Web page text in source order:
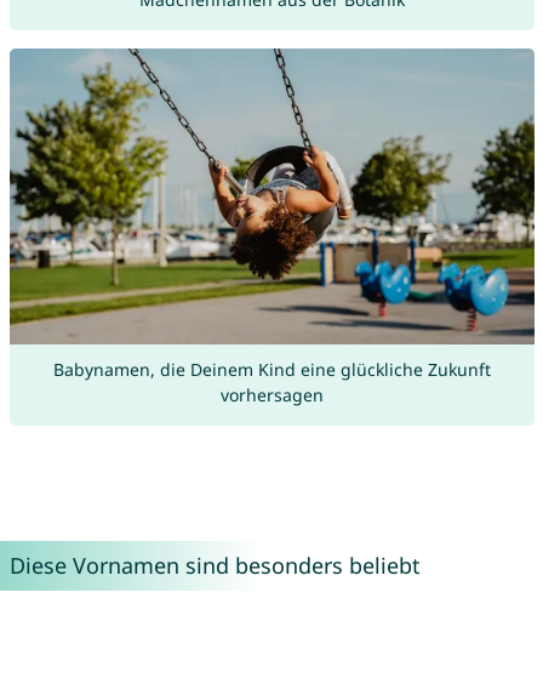
Babynamen, die Deinem Kind eine glückliche Zukunft
vorhersagen
Diese Vornamen sind besonders beliebt